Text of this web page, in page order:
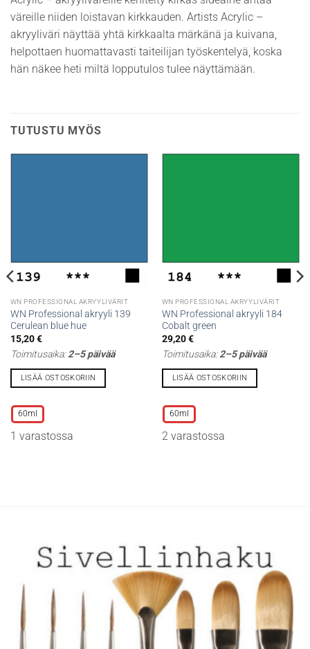
väreille niiden loistavan kirkkauden. Artists Acrylic –
akryyliväri näyttää yhtä kirkkaalta märkänä ja kuivana,
helpottaen huomattavasti taiteilijan työskentelyä, koska
hän näkee heti miltä lopputulos tulee näyttämään.
TUTUSTU MYÖS
WN PROFESSIONAL AKRYYLIVÄRIT
WN Professional akryyli 139
Cerulean blue hue
15,20€
Toimitusaika:2–5 päivää
LISÄÄ OSTOSKORIIN
tuotteella
on
useampi
60ml
1 varastossa
WN PROFESSIONAL AKRYYLIVÄRIT
WN Professional akryyli 184
Cobalt green
29,20€
Toimitusaika:2–5 päivää
LISÄÄ OSTOSKORIIN
tuotteella
on
useampi
60ml
2 varastossa